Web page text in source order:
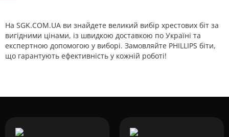
На SGK.COM.UA ви знайдете великий вибір хрестових біт за
вигідними цінами, із швидкою доставкою по Україні та
експертною допомогою у виборі. Замовляйте PHILLIPS біти,
що гарантують ефективність у кожній роботі!